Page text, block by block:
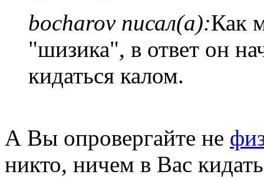
bocharov писал(а):Как
"шизика", в ответ он
кидаться калом.
А Вы опровергайте не
никто, ничем в Вас